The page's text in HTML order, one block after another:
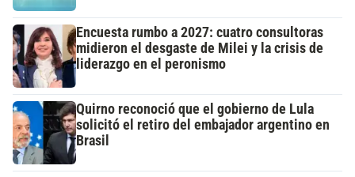
Encuesta rumbo a 2027: cuatro consultoras
midieron el desgaste de Milei y la crisis de
liderazgo en el peronismo
Quirno reconoció que el gobierno de Lula
solicitó el retiro del embajador argentino en
Brasil